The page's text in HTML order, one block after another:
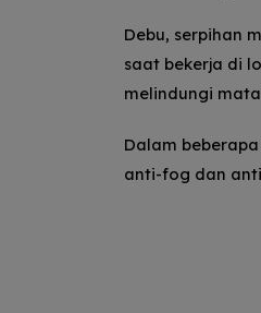
Debu, serpihan
saat bekerja di
melindungi
Dalam
anti-fog dan